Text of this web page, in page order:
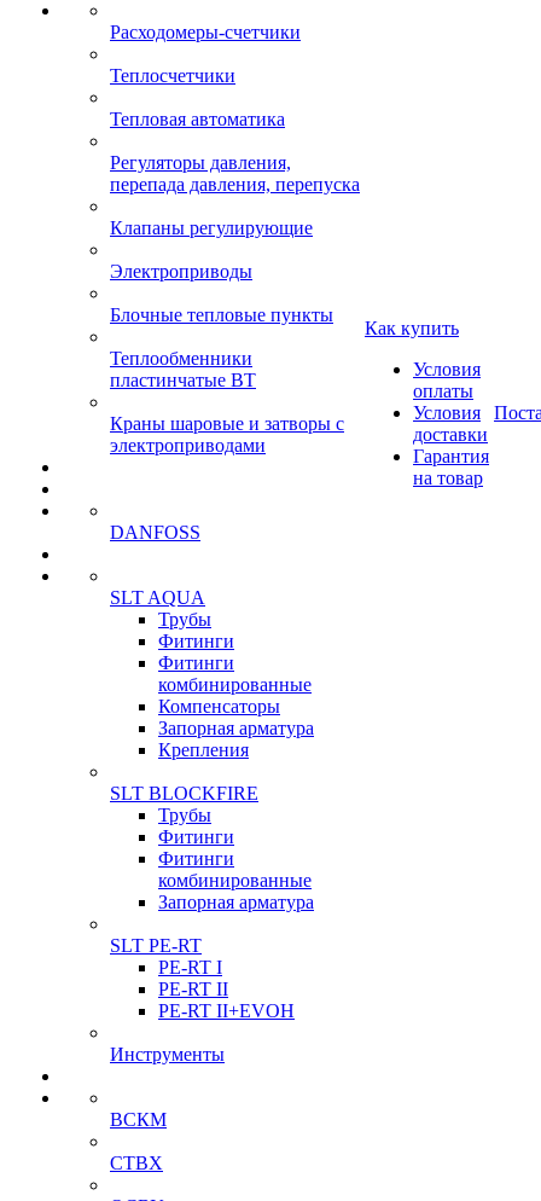
Расходомеры-счетчики
Теплосчетчики
Тепловая автоматика
Регуляторы давления,
перепада давления, перепуска
Клапаны регулирующие
Электроприводы
Блочные тепловые пункты
Теплообменники
пластинчатые ВТ
Краны шаровые и затворы с
электроприводами
DANFOSS
SLT AQUA
Трубы
Фитинги
Фитинги
комбинированные
Компенсаторы
Запорная арматура
Крепления
SLT BLOCKFIRE
Трубы
Фитинги
Фитинги
комбинированные
Запорная арматура
SLT PE-RT
PE-RT I
PE-RT II
PE-RT II+EVOH
Инструменты
ВСКМ
СТВХ
Как купить
Условия
оплаты
Условия
доставки
Гарантия
на товар